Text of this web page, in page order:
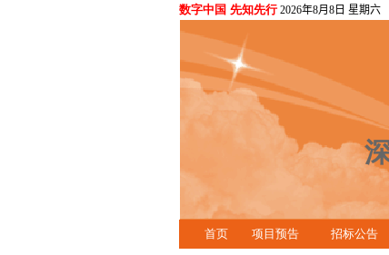
数字中国 先知先行 2026年8月8日 星期六
首页 项目预告 招标公告